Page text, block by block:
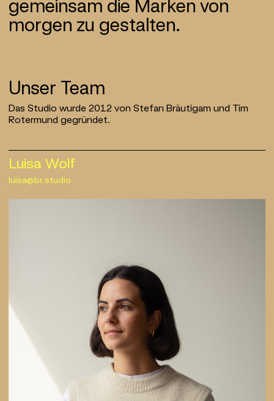
gemeinsam die Marken von
morgen zu gestalten.
Unser Team
Das Studio wurde 2012 von Stefan Bräutigam und Tim
Rotermund gegründet.
Luisa Wolf
luisa@br.studio